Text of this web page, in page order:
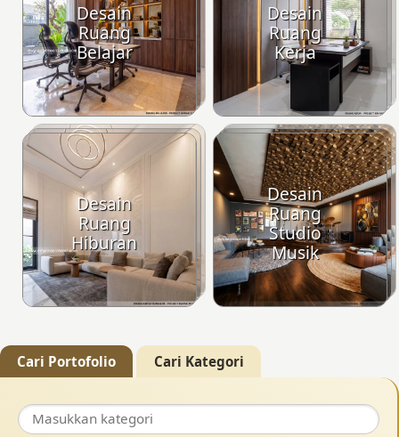
Desain
Ruang
Belajar
Desain
Ruang
Kerja
Desain
Ruang
Hiburan
Desain
Ruang
Studio
Musik
Cari Portofolio Cari Kategori